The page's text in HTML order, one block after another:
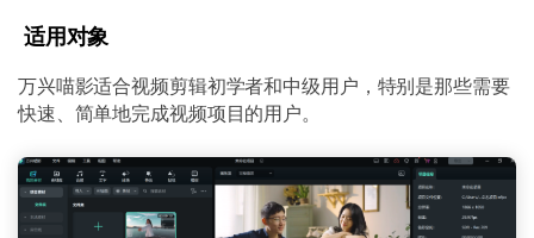
适用对象
万兴喵影适合视频剪辑初学者和中级用户，特别是那些需要
快速、简单地完成视频项目的用户。